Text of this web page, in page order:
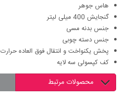
هاس جوهر
گنجایش 400 میلی لیتر
جنس بدنه مسی
جنس دسته چوبی
پخش یکنواخت و انتقال فوق العاده حرارت
کف کپسولی سه لایه
محصولات مرتبط